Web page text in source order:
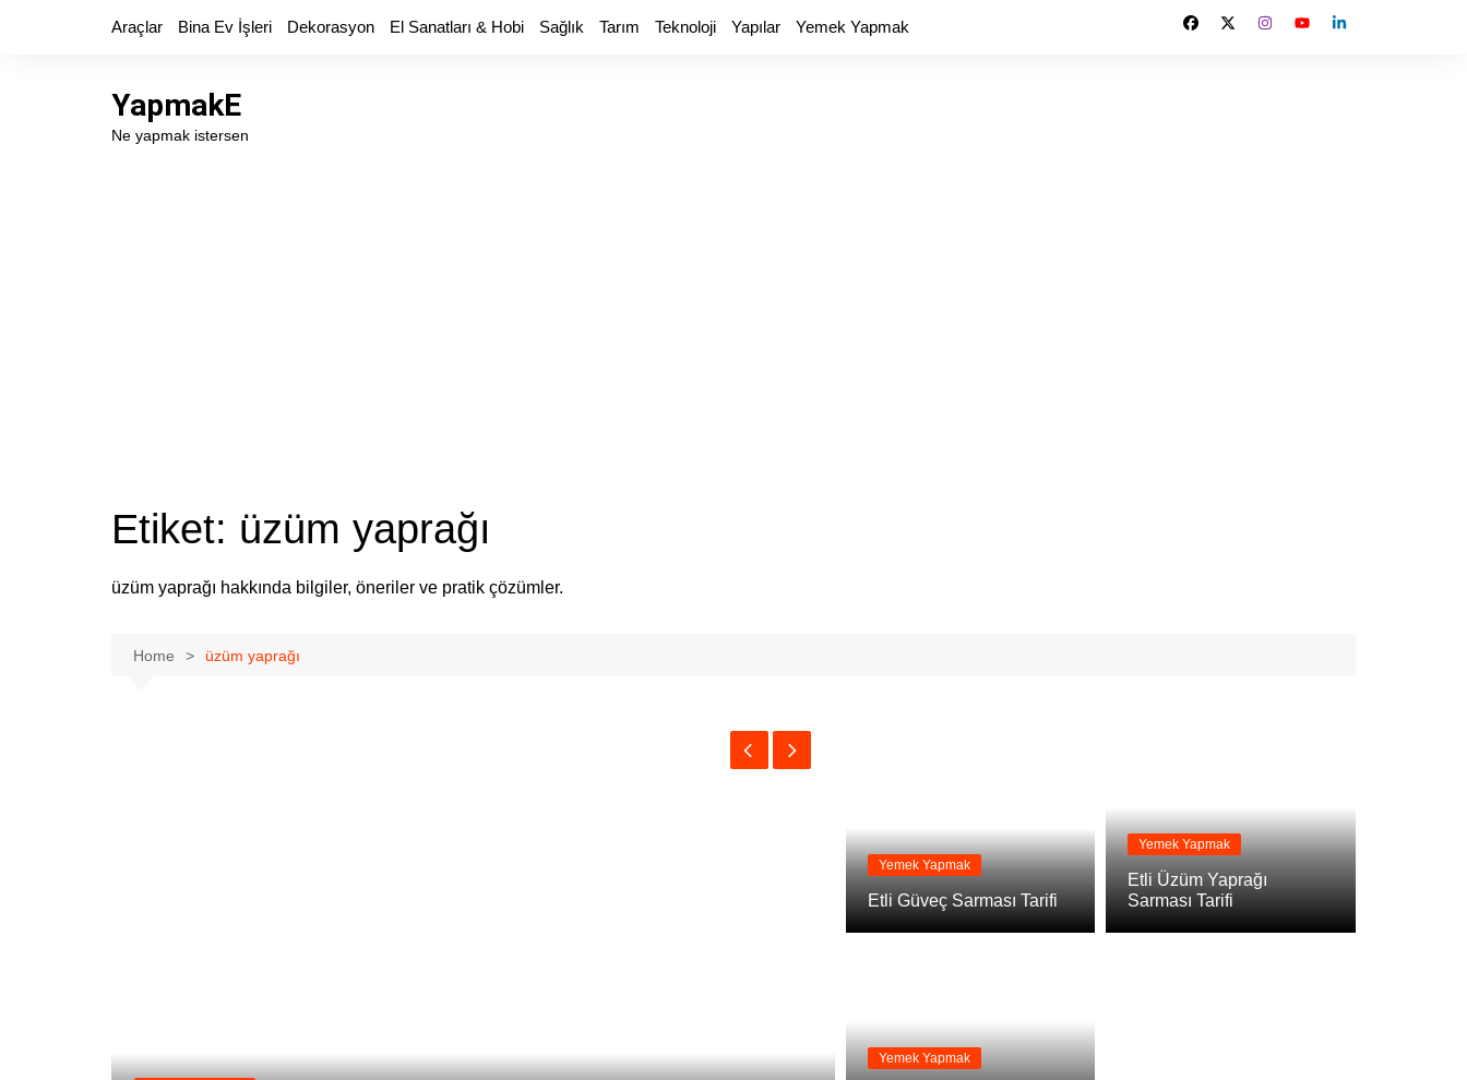
Araçlar Bina Ev İşleri Dekorasyon El Sanatları & Hobi Sağlık Tarım Teknoloji Yapılar Yemek Yapmak
YapmakE
Ne yapmak istersen
Etiket: üzüm yaprağı
üzüm yaprağı hakkında bilgiler, öneriler ve pratik çözümler.
Home üzüm yaprağı
Yemek Yapmak
Etli Güveç Sarması Tarifi
Yemek Yapmak
Etli Üzüm Yaprağı
Sarması Tarifi
Yemek Yapmak